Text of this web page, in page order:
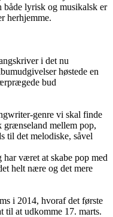
både lyrisk og musikalsk er
herhjemme.
i det nu
høstede en
bud
genre vi skal finde
grænseland mellem pop,
til det melodiske, såvel
har været at skabe pop med
helt nære og det mere
i 2014, hvoraf det første
til at udkomme 17. marts.